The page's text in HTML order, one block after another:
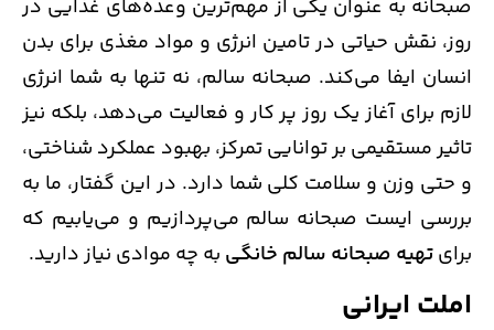
صبحانه به عنوان یکی از مهم‌ترین وعده‌های غذایی در
روز، نقش حیاتی در تامین انرژی و مواد مغذی برای بدن
انسان ایفا می‌کند. صبحانه سالم، نه تنها به شما انرژی
لازم برای آغاز یک روز پر کار و فعالیت می‌دهد، بلکه نیز
تاثیر مستقیمی بر توانایی تمرکز، بهبود عملکرد شناختی،
و حتی وزن و سلامت کلی شما دارد. در این گفتار، ما به
بررسی ایست صبحانه سالم می‌پردازیم و می‌یابیم که
برایتهیه صبحانه سالم خانگی به چه موادی نیاز دارید.
املت ایرانی